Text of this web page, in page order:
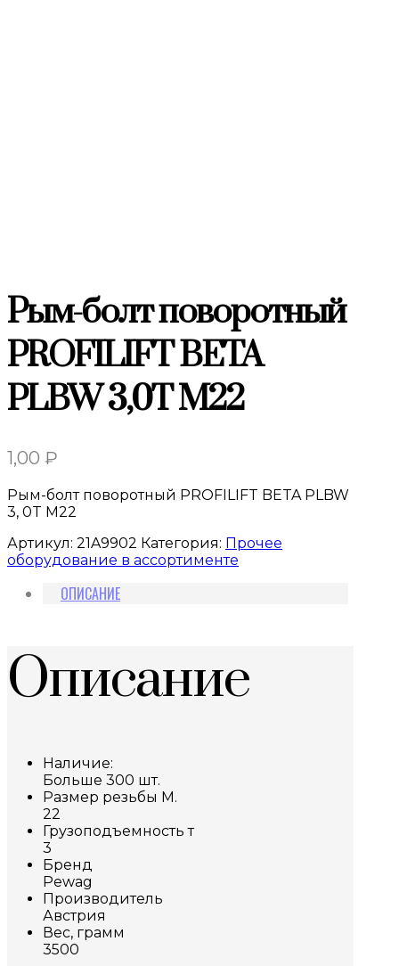
Рым-болт поворотный
PROFILIFT BETA
PLBW 3,0T M22
1,00 ₽
Рым-болт поворотный PROFILIFT BETA PLBW
3, 0T M22
Артикул: 21A9902 Категория: Прочее
оборудование в ассортименте
ОПИСАНИЕ
Описание
Наличие:
Больше 300 шт.
Размер резьбы М.
22
Грузоподъемность т
3
Бренд
Pewag
Производитель
Австрия
Вес, грамм
3500